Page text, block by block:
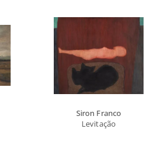
Siron Franco
Levitação